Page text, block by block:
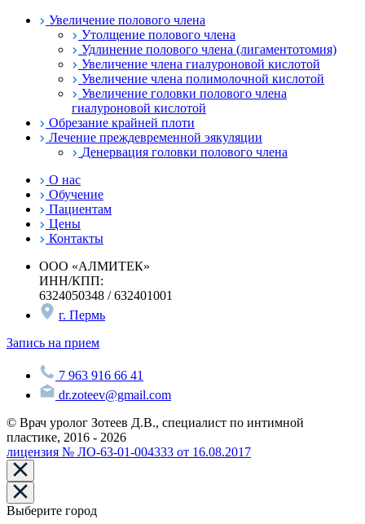
Увеличение полового члена
Утолщение полового члена
Удлинение полового члена (лигаментотомия)
Увеличение члена гиалуроновой кислотой
Увеличение члена полимолочной кислотой
Увеличение головки полового члена
гиалуроновой кислотой
Обрезание крайней плоти
Лечение преждевременной эякуляции
Денервация головки полового члена
О нас
Обучение
Пациентам
Цены
Контакты
ООО «АЛМИТЕК»
ИНН/КПП:
6324050348 / 632401001
г. Пермь
Запись на прием
7 963 916 66 41
dr.zoteev@gmail.com
© Врач уролог Зотеев Д.В., специалист по интимной
пластике, 2016 - 2026
лицензия № ЛО-63-01-004333 от 16.08.2017
Выберите город